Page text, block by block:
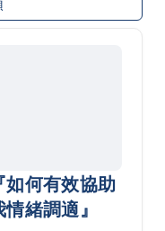
如何有效協助
緒調適』